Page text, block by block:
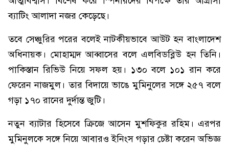
ব্যাটিং আলাদা নজর কেড়েছে।
তবে সেঞ্চুরির পরের বলেই নাটকীয়ভাবে আউট হন বাংলাদেশ
অধিনায়ক। মোহাম্মদ আব্বাসের বলে এলবিডব্লিউ হন তিনি।
পাকিস্তান রিভিউ নিয়ে সফল হয়। ১৩০ বলে ১০১ রান করে
ফেরেন নাজমুল। তার বিদায়ে ভাঙে মুমিনুলের সঙ্গে ২৫৭ বলে
গড়া ১৭০ রানের দুর্দান্ত জুটি।
নতুন ব্যাটার হিসেবে ক্রিজে আসেন মুশফিকুর রহিম। এরপর
মুমিনুলকে সঙ্গে নিয়ে আবারও ইনিংস গড়ার চেষ্টা করেন অভিজ্ঞ